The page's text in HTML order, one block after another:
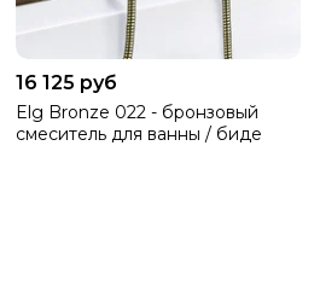
16 125 руб
Elg Bronze 022 - бронзовый
смеситель для ванны / биде